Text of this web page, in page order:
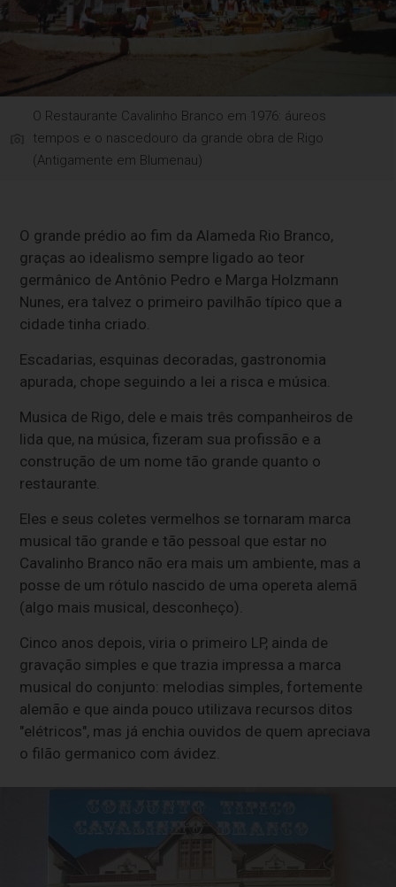
O Restaurante Cavalinho Branco em 1976: áureos
tempos e o nascedouro da grande obra de Rigo
(Antigamente em Blumenau)
O grande prédio ao fim da Alameda Rio Branco,
graças ao idealismo sempre ligado ao teor
germânico de Antônio Pedro e Marga Holzmann
Nunes, era talvez o primeiro pavilhão típico que a
cidade tinha criado.
Escadarias, esquinas decoradas, gastronomia
apurada, chope seguindo a lei a risca e música.
Musica de Rigo, dele e mais três companheiros de
lida que, na música, fizeram sua profissão e a
construção de um nome tão grande quanto o
restaurante.
Eles e seus coletes vermelhos se tornaram marca
musical tão grande e tão pessoal que estar no
Cavalinho Branco não era mais um ambiente, mas a
posse de um rótulo nascido de uma opereta alemã
(algo mais musical, desconheço).
Cinco anos depois, viria o primeiro LP, ainda de
gravação simples e que trazia impressa a marca
musical do conjunto: melodias simples, fortemente
alemão e que ainda pouco utilizava recursos ditos
"elétricos", mas já enchia ouvidos de quem apreciava
o filão germanico com ávidez.